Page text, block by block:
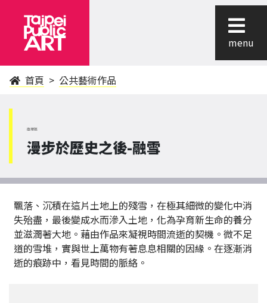
menu
首頁 公共藝術作品
南港區
漫步於歷史之後-融雪
飄落、沉積在這片土地上的殘雪，在極其細微的變化中消
失殆盡，最後變成水而滲入土地，化為孕育新生命的養分
並滋潤著大地。藉由作品來凝視時間流逝的契機。微不足
道的雪堆，實與世上萬物有著息息相關的因緣。在逐漸消
逝的痕跡中，看見時間的脈絡。